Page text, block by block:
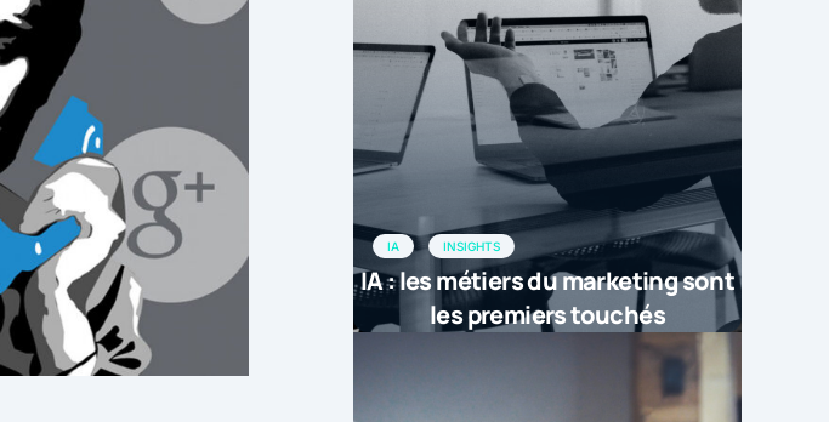
IA INSIGHTS
IA : les métiers du marketing sont
les premiers touchés